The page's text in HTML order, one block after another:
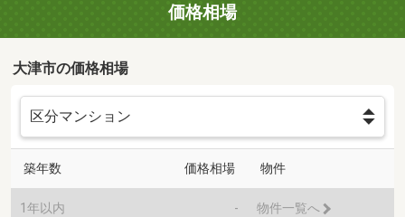
価格相場
大津市の価格相場
築年数 価格相場 物件
1年以内 - 物件一覧へ